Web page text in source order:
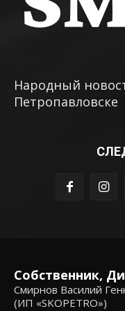
Народный
Петропавловске
Собственник,
Смирнов Василий
(ИП «SKOPETRO»)